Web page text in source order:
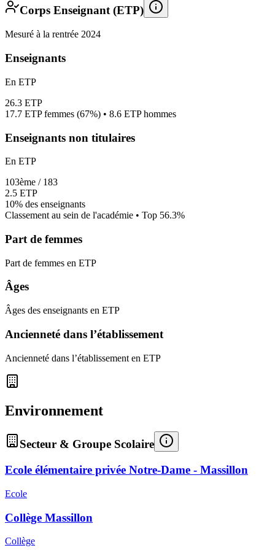
Corps Enseignant (ETP)
Mesuré à la rentrée 2024
Enseignants
En ETP
26.3 ETP
17.7 ETP femmes (67%) • 8.6 ETP hommes
Enseignants non titulaires
En ETP
103ème / 183
2.5 ETP
10% des enseignants
Classement au sein de l'académie • Top 56.3%
Part de femmes
Part de femmes en ETP
Âges
Âges des enseignants en ETP
Ancienneté dans l’établissement
Ancienneté dans l’établissement en ETP
Environnement
Secteur & Groupe Scolaire
Ecole élémentaire privée Notre-Dame - Massillon
Ecole
Collège Massillon
Collège